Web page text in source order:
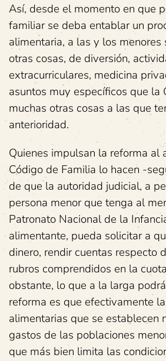
Así, desde el momento en que
familiar se deba entablar un
alimentaria, a las y los menores
otras cosas, de diversión,
extracurriculares, medicina
asuntos muy específicos que la
muchas otras cosas a las que
anterioridad.
Quienes impulsan la reforma al
Código de Familia lo hacen -
de que la autoridad judicial, a
persona menor que tenga al
Patronato Nacional de la
alimentante, pueda solicitar a
dinero, rendir cuentas respecto
rubros comprendidos en la
obstante, lo que a la larga
reforma es que efectivamente
alimentarias que se establecen
gastos de las poblaciones
que más bien limita las